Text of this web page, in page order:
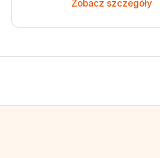
Zobacz szczegóły